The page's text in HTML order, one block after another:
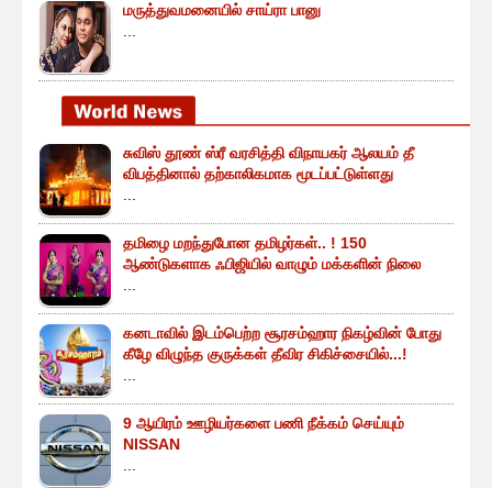
மருத்துவமனையில் சாய்ரா பானு
...
சுவிஸ் தூண் ஸ்ரீ வரசித்தி விநாயகர் ஆலயம் தீ
விபத்தினால் தற்காலிகமாக மூடப்பட்டுள்ளது
...
தமிழை மறந்துபோன தமிழர்கள்.. ! 150
ஆண்டுகளாக ஃபிஜியில் வாழும் மக்களின் நிலை
...
கனடாவில் இடம்பெற்ற சூரசம்ஹார நிகழ்வின் போது
கீழே விழுந்த குருக்கள் தீவிர சிகிச்சையில்...!
...
9 ஆயிரம் ஊழியர்களை பணி நீக்கம் செய்யும்
NISSAN
...